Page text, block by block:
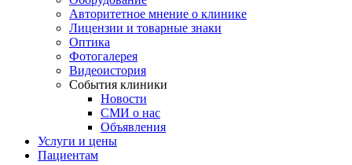
Авторитетное мнение о клинике
Лицензии и товарные знаки
Оптика
Фотогалерея
Видеоистория
События клиники
Новости
СМИ о нас
Объявления
Услуги и цены
Пациентам